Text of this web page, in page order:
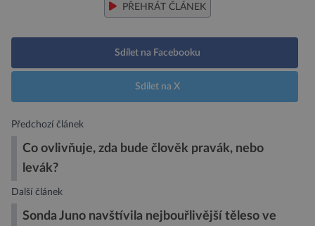
PŘEHRÁT ČLÁNEK
Sdílet na Facebooku
Sdílet na X
Předchozí článek
Co ovlivňuje, zda bude člověk pravák, nebo
levák?
Další článek
Sonda Juno navštívila nejbouřlivější těleso ve